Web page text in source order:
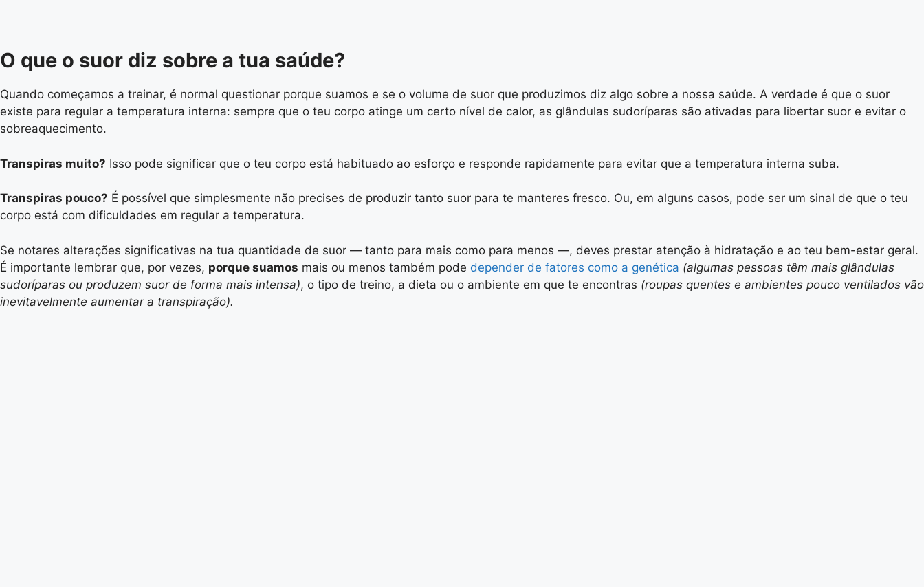
O que o suor diz sobre a tua saúde?
Quando começamos a treinar, é normal questionar porque suamos e se o volume de suor que produzimos diz algo sobre a nossa saúde. A verdade é que o suor
existe para regular a temperatura interna: sempre que o teu corpo atinge um certo nível de calor, as glândulas sudoríparas são ativadas para libertar suor e evitar o
sobreaquecimento.
Transpiras muito? Isso pode significar que o teu corpo está habituado ao esforço e responde rapidamente para evitar que a temperatura interna suba.
Transpiras pouco? É possível que simplesmente não precises de produzir tanto suor para te manteres fresco. Ou, em alguns casos, pode ser um sinal de que o teu
corpo está com dificuldades em regular a temperatura.
Se notares alterações significativas na tua quantidade de suor — tanto para mais como para menos —, deves prestar atenção à hidratação e ao teu bem-estar geral.
É importante lembrar que, por vezes, porque suamos mais ou menos também pode depender de fatores como a genética (algumas pessoas têm mais glândulas
sudoríparas ou produzem suor de forma mais intensa), o tipo de treino, a dieta ou o ambiente em que te encontras (roupas quentes e ambientes pouco ventilados vão
inevitavelmente aumentar a transpiração).